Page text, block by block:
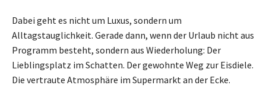
Dabei geht es nicht um Luxus, sondern um
Alltagstauglichkeit. Gerade dann, wenn der Urlaub nicht aus
Programm besteht, sondern aus Wiederholung: Der
Lieblingsplatz im Schatten. Der gewohnte Weg zur Eisdiele.
Die vertraute Atmosphäre im Supermarkt an der Ecke.